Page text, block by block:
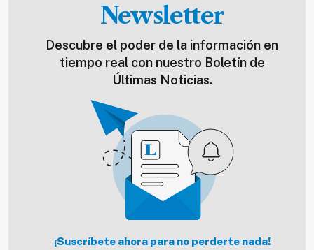
Newsletter
Descubre el poder de la información en
tiempo real con nuestro Boletín de
Últimas Noticias.
¡Suscríbete ahora para no perderte nada!